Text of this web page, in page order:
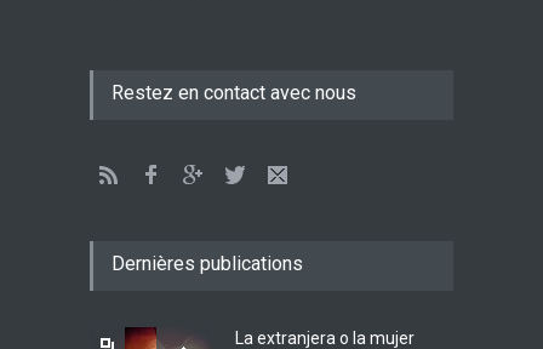
Cristo - Extracto del
ENSEIGNEMENTS
29 de Febrero de 2016 a las 00:00
Restez en contact avec nous
Dernières publications
La extranjera o la mujer